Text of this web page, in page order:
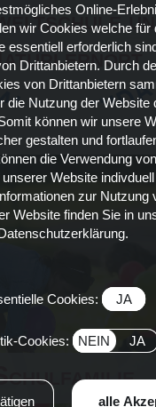
Online-
wir Cookies welche für
essentiell erforderlich
Drittanbietern. Durch
von Drittanbietern
die Nutzung der Website
können wir unsere
gestalten und
die Verwendung
Website
zur Nutzung
Website finden Sie in
Cookies: JA
Cookies: NEIN JA